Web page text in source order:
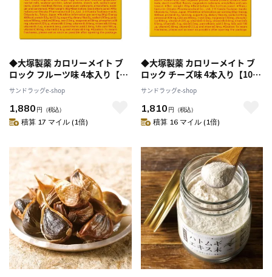
◆大塚製薬 カロリーメイト ブ
ロック フルーツ味 4本入り【10
個セット】
サンドラッグe-shop
1,880 円 （税込）
積算 17 マイル (1倍)
◆大塚製薬 カロリーメイト ブ
ロック チーズ味 4本入り【10個
セット】
サンドラッグe-shop
1,810 円 （税込）
積算 16 マイル (1倍)